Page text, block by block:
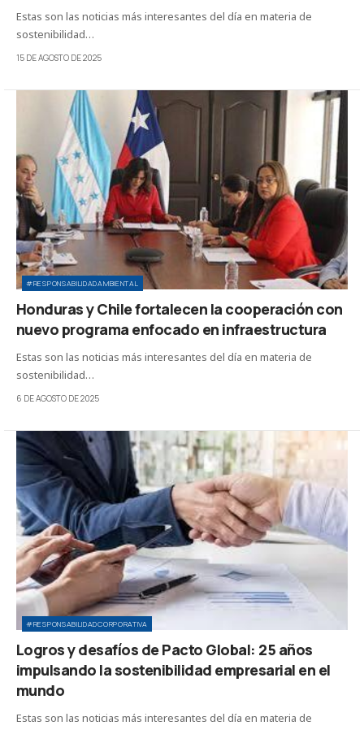
Estas son las noticias más interesantes del día en materia de
sostenibilidad…
15 DE AGOSTO DE 2025
#RESPONSABILIDADAMBIENTAL
Honduras y Chile fortalecen la cooperación con
nuevo programa enfocado en infraestructura
Estas son las noticias más interesantes del día en materia de
sostenibilidad…
6 DE AGOSTO DE 2025
#RESPONSABILIDADCORPORATIVA
Logros y desafíos de Pacto Global: 25 años
impulsando la sostenibilidad empresarial en el
mundo
Estas son las noticias más interesantes del día en materia de